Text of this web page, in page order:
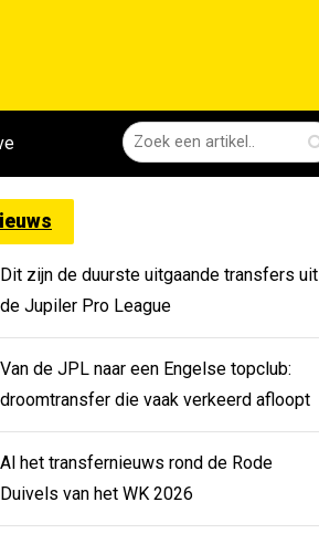
Dit zijn de duurste uitgaande transfers uit
de Jupiler Pro League
Van de JPL naar een Engelse topclub:
droomtransfer die vaak verkeerd afloopt
Al het transfernieuws rond de Rode
Duivels van het WK 2026